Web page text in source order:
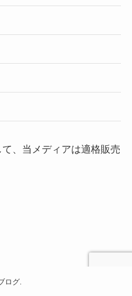
、当メディアは適格販売
ログ.